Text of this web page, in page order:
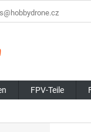
FPV-Teile